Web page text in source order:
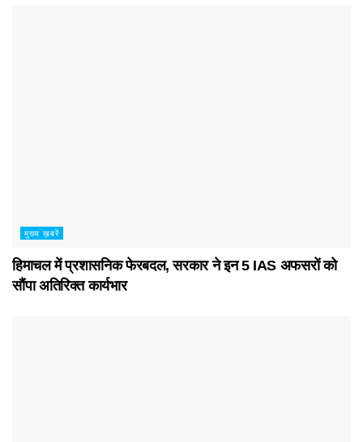
मुख्य ख़बरें
हिमाचल में प्रशासनिक फेरबदल, सरकार ने इन 5 IAS अफसरों को
सौंपा अतिरिक्त कार्यभार